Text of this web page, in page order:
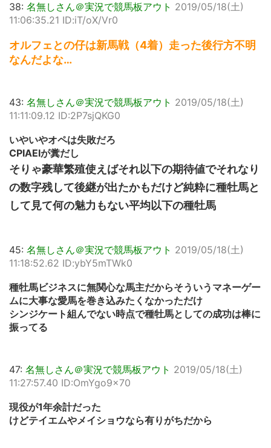
38: 名無しさん＠実況で競馬板アウト 2019/05/18(土)
11:06:35.21 ID:iT/oX/Vr0
オルフェとの仔は新馬戦（4着）走った後行方不明
なんだよな…
43: 名無しさん＠実況で競馬板アウト 2019/05/18(土)
11:11:09.12 ID:2P7sjQKG0
いやいやオペは失敗だろ
CPIAEIが糞だし
そりゃ豪華繁殖使えばそれ以下の期待値でそれなり
の数字残して後継が出たかもだけど純粋に種牡馬と
して見て何の魅力もない平均以下の種牡馬
45: 名無しさん＠実況で競馬板アウト 2019/05/18(土)
11:18:52.62 ID:ybY5mTWk0
種牡馬ビジネスに無関心な馬主だからそういうマネーゲー
ムに大事な愛馬を巻き込みたくなかっただけ
シンジケート組んでない時点で種牡馬としての成功は棒に
振ってる
47: 名無しさん＠実況で競馬板アウト 2019/05/18(土)
11:27:57.40 ID:OmYgo9x70
現役が1年余計だった
けどテイエムやメイショウなら有りがちだから